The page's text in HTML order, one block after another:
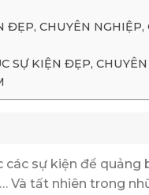
ĐẸP, CHUYÊN
SỰ KIỆN ĐẸP,
sự kiện để quảng
Và tất nhiên trong